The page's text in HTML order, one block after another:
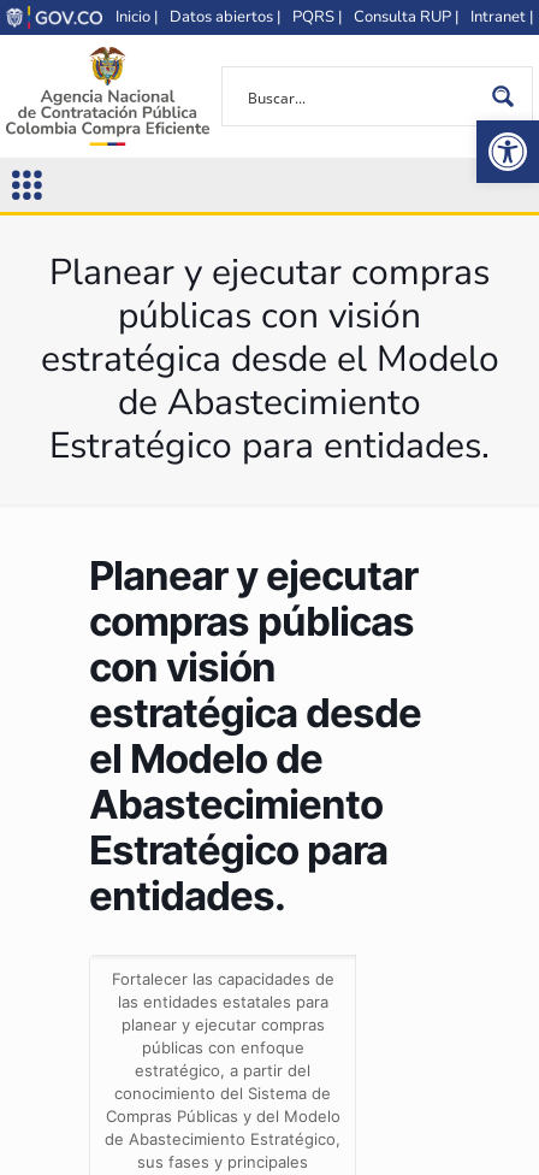
Inicio | Datos abiertos | PQRS | Consulta RUP | Intranet |
Planear y ejecutar compras
públicas con visión
estratégica desde el Modelo
de Abastecimiento
Estratégico para entidades.
Planear y ejecutar
compras públicas
con visión
estratégica desde
el Modelo de
Abastecimiento
Estratégico para
entidades.
Fortalecer las capacidades de
las entidades estatales para
planear y ejecutar compras
públicas con enfoque
estratégico, a partir del
conocimiento del Sistema de
Compras Públicas y del Modelo
de Abastecimiento Estratégico,
sus fases y principales